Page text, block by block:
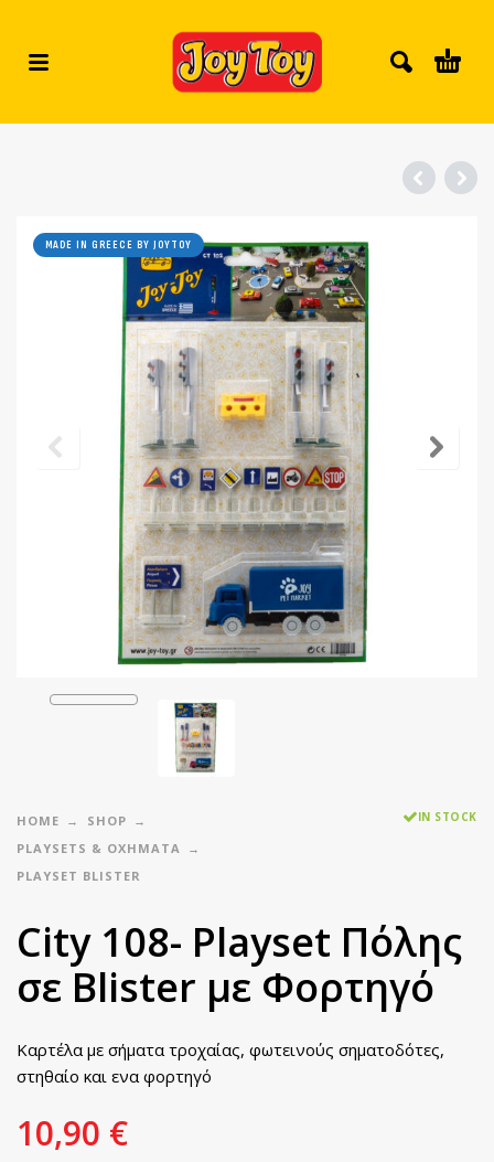
MADE IN GREECE BY JOYTOY
HOME
SHOP
PLAYSETS & ΟΧΉΜΑΤΑ
PLAYSET BLISTER
IN STOCK
City 108- Playset Πόλης
σε Blister με Φορτηγό
Καρτέλα με σήματα τροχαίας, φωτεινούς σηματοδότες,
στηθαίο και ενα φορτηγό
10,90 €